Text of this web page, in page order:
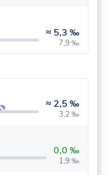
≈ 5,3 ‰
7,9 ‰
≈ 2,5 ‰
3,2 ‰
0,0 ‰
1,9 ‰